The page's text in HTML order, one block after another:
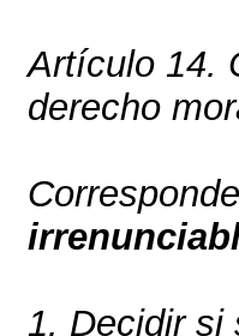
Artículo 14.
derecho
1. Decidir si